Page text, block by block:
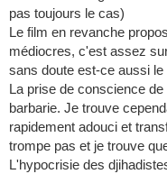
pas toujours le cas)
Le film en revanche
médiocres, c'est assez
sans doute est-ce aussi
La prise de conscience
barbarie. Je trouve
rapidement adouci et
trompe pas et je trouve
L'hypocrisie des